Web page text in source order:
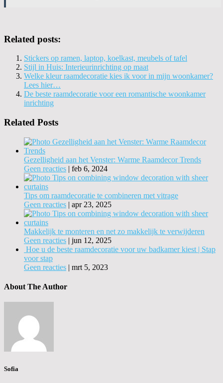
Related posts:
Stickers op ramen, laptop, koelkast, meubels of tafel
Stijl in Huis: Interieurinrichting op maat
Welke kleur raamdecoratie kies ik voor in mijn woonkamer?
Lees hier…
De beste raamdecoratie voor een romantische woonkamer
inrichting
Related Posts
Gezelligheid aan het Venster: Warme Raamdecor Trends
Geen reacties | feb 6, 2024
Tips om raamdecoratie te combineren met vitrage
Geen reacties | apr 23, 2025
Makkelijk te monteren en net zo makkelijk te verwijderen
Geen reacties | jun 12, 2025
Hoe u de beste raamdecoratie voor uw badkamer kiest | Stap
voor stap
Geen reacties | mrt 5, 2023
About The Author
Sofia